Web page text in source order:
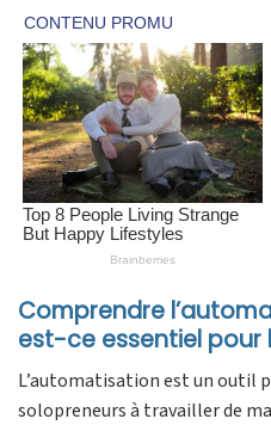
Comprendre
est-ce essentiel pour
L’automatisation est un outil
solopreneurs à travailler de